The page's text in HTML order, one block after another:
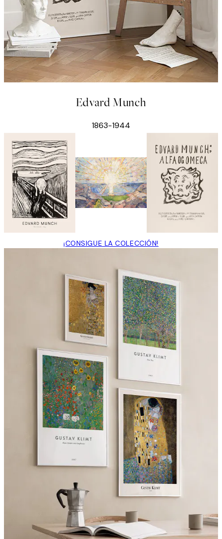
Edvard Munch
1863-1944
¡CONSIGUE LA COLECCIÓN!